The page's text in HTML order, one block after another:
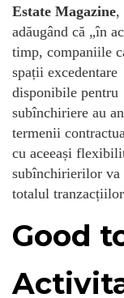
Estate Magazine,
adăugând că „în
timp, companiile
spații excedentare
disponibile pentru
subînchiriere au
termenii
cu aceeași
subînchirierilor va
totalul
Good